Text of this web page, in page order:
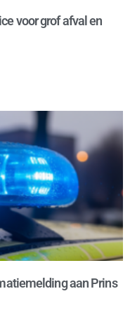
voor grof afval en
aan Prins